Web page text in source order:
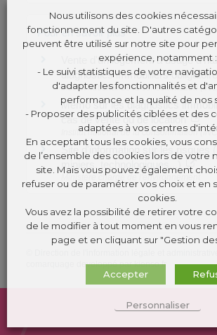
Pour en savoir plus
Vente d'un logement à usage
diagnostics immobiliers
Institut national de la consommation
Mémo sur les diagnostics
cas de vente ou de location
Institut national de la consommation (INC)
Site d'information sur les risques
miniers, technologiques...)
Ministère chargé de l'environnement
comarquage developpé parkienso.fr
Nous utilisons des cookies
fonctionnement du site. D'autres
peuvent être utilisé sur notre site pour
expérience, notamment :
- Le suivi statistiques de votre
d'adapter les fonctionnalités et
performance et la qualité de nos
- Proposer des publicités ciblées et des
adaptées à vos centres
En acceptant tous les cookies, vous
de l’ensemble des cookies lors de votre
site. Mais vous pouvez également
refuser ou de paramétrer vos choix et en
cookies.
Vous avez la possibilité de retirer votre
de le modifier à tout moment en vous
page et en cliquant sur "Gestion
Accepter
Personnaliser